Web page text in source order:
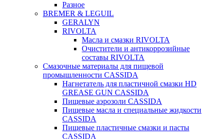
Разное
BREMER & LEGUIL
GERALYN
RIVOLTA
Масла и смазки RIVOLTA
Очистители и антикоррозийные
составы RIVOLTA
Смазочные материалы для пищевой
промышленности CASSIDA
Нагнетатель для пластичной смазки HD
GREASE GUN CASSIDA
Пищевые аэрозоли CASSIDA
Пищевые масла и специальные жидкости
CASSIDA
Пищевые пластичные смазки и пасты
CASSIDA